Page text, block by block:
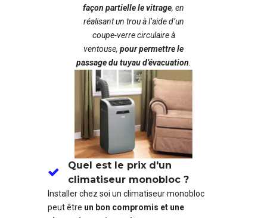
façon partielle le vitrage, en
réalisant un trouà l’aide d’un
coupe-verre circulaire à
ventouse, pour permettre le
passage du tuyau d’évacuation
Quel est le prix d'un
climatiseur monobloc ?
Installer chez soi un climatiseur monobloc
peut être un bon compromis et une